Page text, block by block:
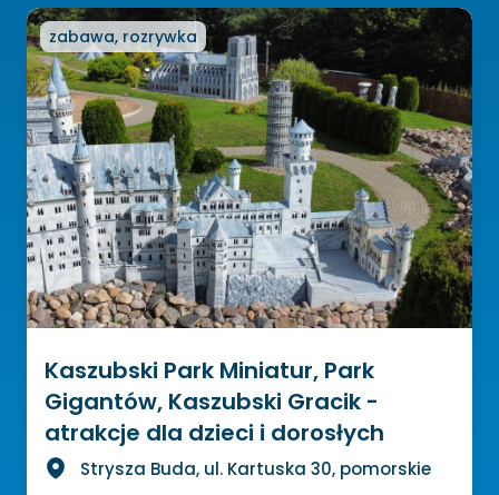
zabawa, rozrywka
Kaszubski Park Miniatur, Park
Gigantów, Kaszubski Gracik -
atrakcje dla dzieci i dorosłych
Strysza Buda, ul. Kartuska 30, pomorskie